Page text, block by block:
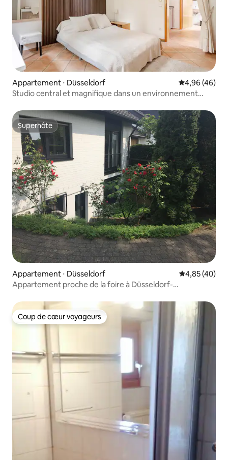
Appartement ⋅ Düsseldorf Évaluation
4,96 (46)
Studio central et magnifique dans un environnement
Superhôte
Superhôte
Appartement ⋅ Düsseldorf Évaluation
4,85 (40)
Appartement proche de la foire à Düsseldorf-
Coup de cœur voyageurs
Coup de cœur voyageurs